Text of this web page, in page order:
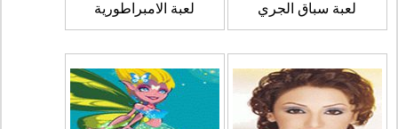
لعبة سباق الجري لعبة الامبراطورية